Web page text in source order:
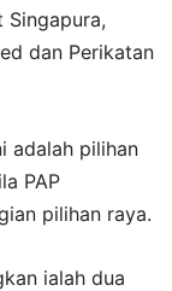
Singapura,
dan Perikatan
adalah pilihan
PAP
pilihan raya.
ialah dua